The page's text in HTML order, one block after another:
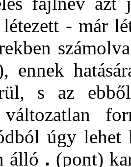
- már
ennek
s az
változatlan
úgy lehet
álló . (pont)